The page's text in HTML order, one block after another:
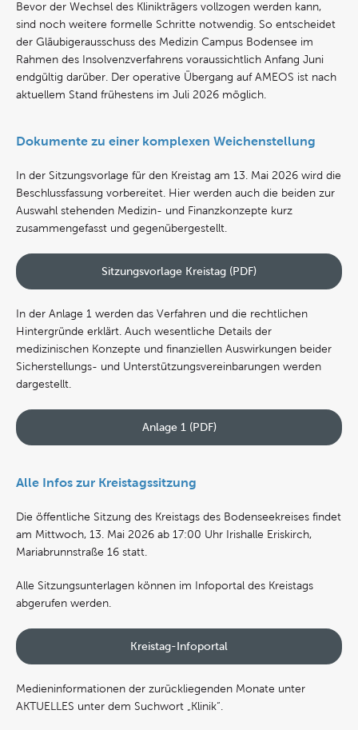
Bevor der Wechsel des Klinikträgers vollzogen werden kann,
sind noch weitere formelle Schritte notwendig. So entscheidet
der Gläubigerausschuss des Medizin Campus Bodensee im
Rahmen des Insolvenzverfahrens voraussichtlich Anfang Juni
endgültig darüber. Der operative Übergang auf AMEOS ist nach
aktuellem Stand frühestens im Juli 2026 möglich.
Dokumente zu einer komplexen Weichenstellung
In der Sitzungsvorlage für den Kreistag am 13. Mai 2026 wird die
Beschlussfassung vorbereitet. Hier werden auch die beiden zur
Auswahl stehenden Medizin- und Finanzkonzepte kurz
zusammengefasst und gegenübergestellt.
Sitzungsvorlage Kreistag (PDF)
In der Anlage 1 werden das Verfahren und die rechtlichen
Hintergründe erklärt. Auch wesentliche Details der
medizinischen Konzepte und finanziellen Auswirkungen beider
Sicherstellungs- und Unterstützungsvereinbarungen werden
dargestellt.
Anlage 1 (PDF)
Alle Infos zur Kreistagssitzung
Die öffentliche Sitzung des Kreistags des Bodenseekreises findet
am Mittwoch, 13. Mai 2026 ab 17:00 Uhr Irishalle Eriskirch,
Mariabrunnstraße 16 statt.
Alle Sitzungsunterlagen können im Infoportal des Kreistags
abgerufen werden.
Kreistag-Infoportal
Medieninformationen der zurückliegenden Monate unter
AKTUELLES unter dem Suchwort „Klinik“.